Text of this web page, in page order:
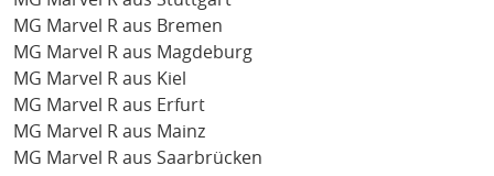
MG Marvel R aus Bremen
MG Marvel R aus Magdeburg
MG Marvel R aus Kiel
MG Marvel R aus Erfurt
MG Marvel R aus Mainz
MG Marvel R aus Saarbrücken